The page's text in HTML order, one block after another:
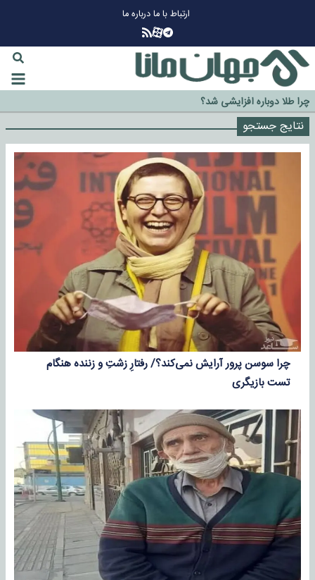
ارتباط با مادرباره ما
چرا طلا دوباره افزایشی شد؟
گزینه جدایی اوسمار روی میز مدیران پرسپولیس
آیا رئیس جمهور آمریکا قانون را دور می‌زند؟
اخراج رسمی چهره نامدار از پرسپولیس
سازمان اطلاعات سپاه: پروژه دولت ترامپ برای مهار چین، روسیه و اروپا شکست
نتایج جستجو
چرا سوسن پرور آرایش نمی‌کند؟/ رفتارِ زشتِ و زننده هنگام
تست بازیگری